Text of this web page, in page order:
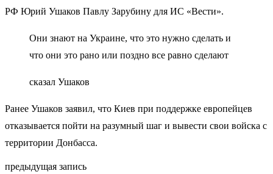
РФ Юрий Ушаков Павлу Зарубину для ИС «Вести».
Они знают на Украине, что это нужно сделать и
что они это рано или поздно все равно сделают
сказал Ушаков
Ранее Ушаков заявил, что Киев при поддержке европейцев
отказывается пойти на разумный шаг и вывести свои войска с
территории Донбасса.
предыдущая запись